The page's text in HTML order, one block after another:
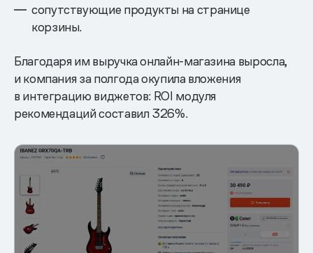
сопутствующие продукты на странице
корзины.
Благодаря им выручка онлайн-магазина выросла,
и компания за полгода окупила вложения
в интеграцию виджетов: ROI модуля
рекомендаций составил 326%.